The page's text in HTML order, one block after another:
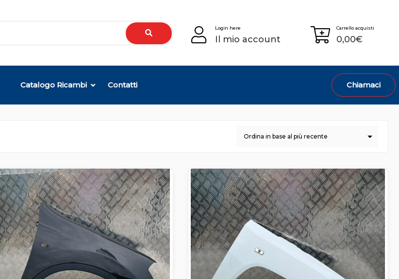
Login here
Il mio account
Carrello acquisti
0,00€
Catalogo Ricambi Contatti Chiamaci